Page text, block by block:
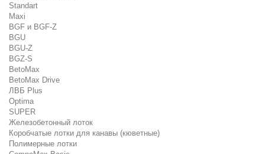
Standart
Maxi
BGF и BGF-Z
BGU
BGU-Z
BGZ-S
BetoMax
BetoMax Drive
ЛВБ Plus
Optima
SUPER
Железобетонный лоток
Коробчатые лотки для канавы (кюветные)
Полимерные лотки